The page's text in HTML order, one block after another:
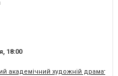
18:00
академічний художній